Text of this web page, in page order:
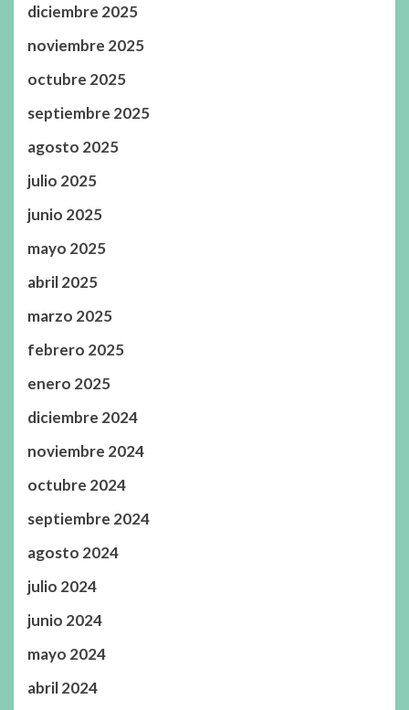
diciembre 2025
noviembre 2025
octubre 2025
septiembre 2025
agosto 2025
julio 2025
junio 2025
mayo 2025
abril 2025
marzo 2025
febrero 2025
enero 2025
diciembre 2024
noviembre 2024
octubre 2024
septiembre 2024
agosto 2024
julio 2024
junio 2024
mayo 2024
abril 2024